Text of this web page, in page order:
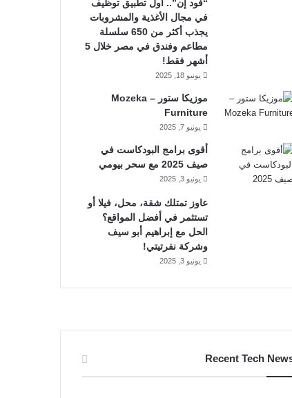
“فود إن”.. أول تطبيق توظيف
في مجال الأغذية والمشروبات
يجذب أكثر من 650 سلسلة
مطاعم وفندق في مصر خلال 5
أشهر فقط!
يونيو 18, 2025
موزيكا ستور – Mozeka
Furniture
يونيو 7, 2025
أقوى برامج البودكاست في
صيف 2025 مع سحر بيومي
يونيو 3, 2025
عاوز تمتلك شقة، محل، فيلا أو
تستثمر في أفضل المواقع؟
الحل مع إبراهيم أبو سيف
وشركة نفرتيتي!
يونيو 3, 2025
Recent Tech